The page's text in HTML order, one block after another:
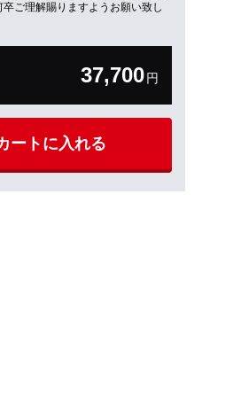
ご理解賜りますようお願い致し
37,700円
ートに入れる